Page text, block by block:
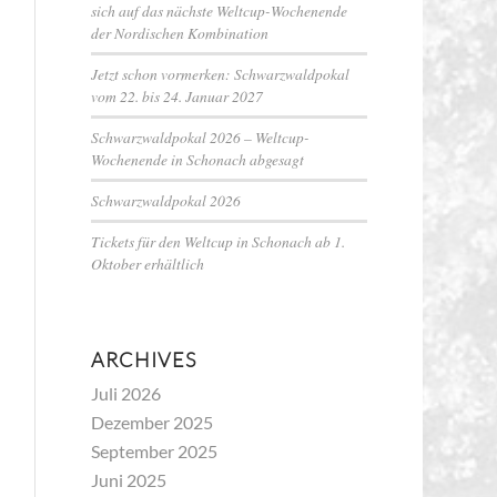
sich auf das nächste Weltcup-Wochenende
der Nordischen Kombination
Jetzt schon vormerken: Schwarzwaldpokal
vom 22. bis 24. Januar 2027
Schwarzwaldpokal 2026 – Weltcup-
Wochenende in Schonach abgesagt
Schwarzwaldpokal 2026
Tickets für den Weltcup in Schonach ab 1.
Oktober erhältlich
ARCHIVES
Juli 2026
Dezember 2025
September 2025
Juni 2025